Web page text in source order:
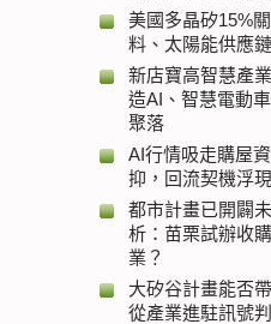
美國多晶矽15%
料、太陽能供應
新店寶高智慧產
造AI、智慧電動
聚落
AI行情吸走購屋
抑，回流契機浮現
都市計畫已開闢
析：苗栗試辦收
業？
大矽谷計畫能否
從產業進駐訊號